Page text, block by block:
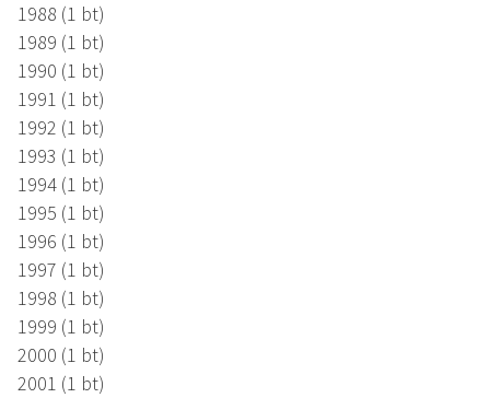
1988 (1 bt)
1989 (1 bt)
1990 (1 bt)
1991 (1 bt)
1992 (1 bt)
1993 (1 bt)
1994 (1 bt)
1995 (1 bt)
1996 (1 bt)
1997 (1 bt)
1998 (1 bt)
1999 (1 bt)
2000 (1 bt)
2001 (1 bt)